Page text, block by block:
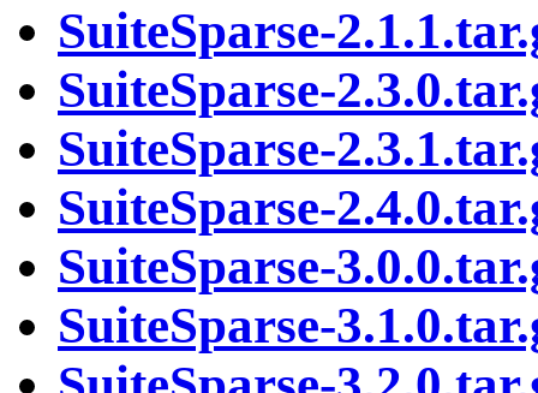
SuiteSparse-
SuiteSparse-
SuiteSparse-
SuiteSparse-
SuiteSparse-
SuiteSparse-